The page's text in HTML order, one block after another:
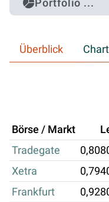
Portfolio ...
Überblick
Börse / Markt
Tradegate
Xetra
Frankfurt